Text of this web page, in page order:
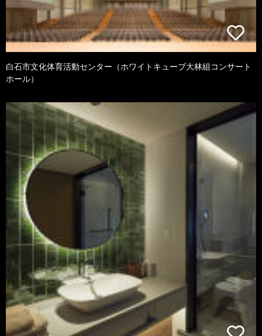
白石市文化体育活動センター（ホワイトキューブ大林組コンサート
ホール）